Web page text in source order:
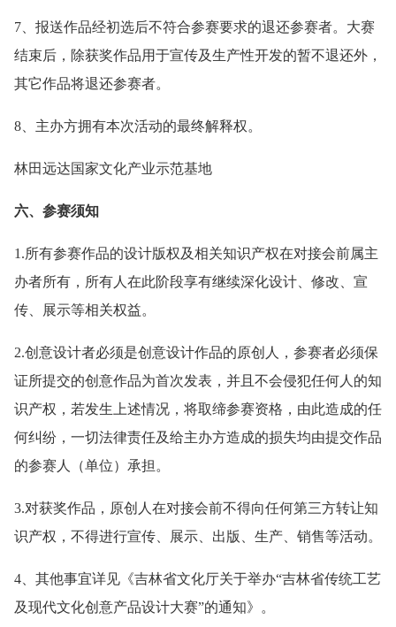
7、报送作品经初选后不符合参赛要求的退还参赛者。大赛
结束后，除获奖作品用于宣传及生产性开发的暂不退还外，
其它作品将退还参赛者。
8、主办方拥有本次活动的最终解释权。
林田远达国家文化产业示范基地
六、参赛须知
1.所有参赛作品的设计版权及相关知识产权在对接会前属主
办者所有，所有人在此阶段享有继续深化设计、修改、宣
传、展示等相关权益。
2.创意设计者必须是创意设计作品的原创人，参赛者必须保
证所提交的创意作品为首次发表，并且不会侵犯任何人的知
识产权，若发生上述情况，将取缔参赛资格，由此造成的任
何纠纷，一切法律责任及给主办方造成的损失均由提交作品
的参赛人（单位）承担。
3.对获奖作品，原创人在对接会前不得向任何第三方转让知
识产权，不得进行宣传、展示、出版、生产、销售等活动。
4、其他事宜详见《吉林省文化厅关于举办“吉林省传统工艺
及现代文化创意产品设计大赛”的通知》。